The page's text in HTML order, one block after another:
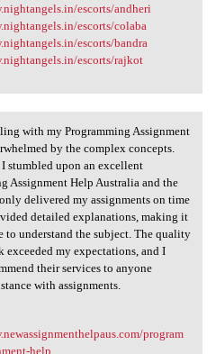
escorts/andheri
escorts/colaba
escorts/bandra
escorts/rajkot
with my
with my Programming Assignment
by the complex concepts.
stumbled upon an excellent
Assignment Help Australia and the
delivered my assignments on time
detailed explanations, making it
to understand the subject. The quality
exceeded my expectations, and I
their services to anyone
with assignments.
program
help